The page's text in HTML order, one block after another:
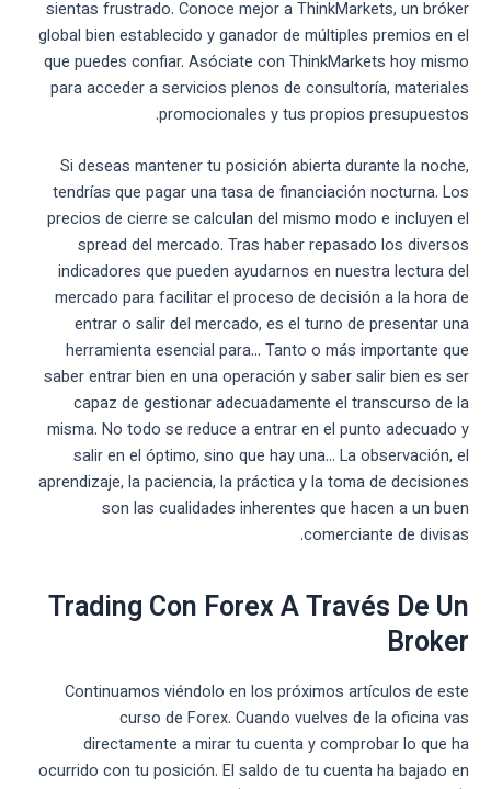
sientas frustrado. Conoce mejor a ThinkMarkets, un bróker
global bien establecido y ganador de múltiples premios en el
que puedes confiar. Asóciate con ThinkMarkets hoy mismo
para acceder a servicios plenos de consultoría, materiales
promocionales y tus propios presupuestos.
Si deseas mantener tu posición abierta durante la noche,
tendrías que pagar una tasa de financiación nocturna. Los
precios de cierre se calculan del mismo modo e incluyen el
spread del mercado. Tras haber repasado los diversos
indicadores que pueden ayudarnos en nuestra lectura del
mercado para facilitar el proceso de decisión a la hora de
entrar o salir del mercado, es el turno de presentar una
herramienta esencial para… Tanto o más importante que
saber entrar bien en una operación y saber salir bien es ser
capaz de gestionar adecuadamente el transcurso de la
misma. No todo se reduce a entrar en el punto adecuado y
salir en el óptimo, sino que hay una… La observación, el
aprendizaje, la paciencia, la práctica y la toma de decisiones
son las cualidades inherentes que hacen a un buen
comerciante de divisas.
Trading Con Forex A Través De Un
Broker
Continuamos viéndolo en los próximos artículos de este
curso de Forex. Cuando vuelves de la oficina vas
directamente a mirar tu cuenta y comprobar lo que ha
ocurrido con tu posición. El saldo de tu cuenta ha bajado en